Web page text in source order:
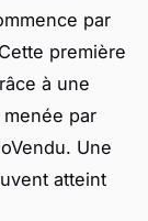
par
première
à une
par
Une
atteint